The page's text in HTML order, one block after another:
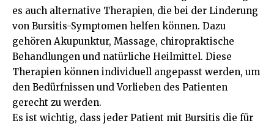
es auch alternative Therapien, die bei der Linderung
von Bursitis-Symptomen helfen können. Dazu
gehören Akupunktur, Massage, chiropraktische
Behandlungen und natürliche Heilmittel. Diese
Therapien können individuell angepasst werden, um
den Bedürfnissen und Vorlieben des Patienten
gerecht zu werden.
Es ist wichtig, dass jeder Patient mit Bursitis die für